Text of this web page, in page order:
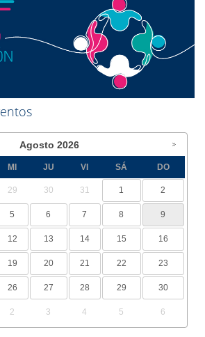
Agosto 2026
MI JU VI SÁ DO
29 30 31 1 2
5 6 7 8 9
12 13 14 15 16
19 20 21 22 23
26 27 28 29 30
2 3 4 5 6